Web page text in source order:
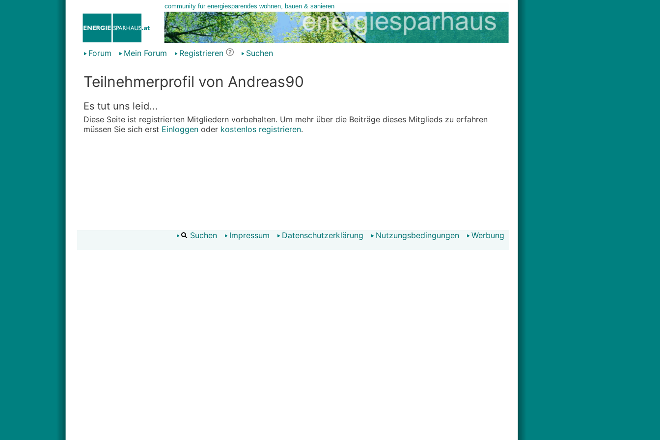
Forum Mein Forum Registrieren Suchen
Teilnehmerprofil von Andreas90
Es tut uns leid...
Diese Seite ist registrierten Mitgliedern vorbehalten. Um mehr über die Beiträge dieses Mitglieds zu erfahren
müssen Sie sich erst Einloggenoder kostenlos registrieren.
Suchen Impressum Datenschutzerklärung Nutzungsbedingungen Werbung